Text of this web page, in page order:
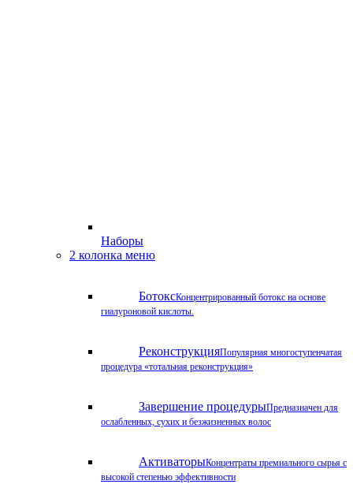
Наборы
2 колонка меню
БотоксКонцентрированный ботокс на основе
гиалуроновой кислоты.
РеконструкцияПопулярная многоступенчатая
процедура «тотальная реконструкция»
Завершение процедурыПредназначен для
ослабленных, сухих и безжизненных волос
АктиваторыКонцентраты премиального сырья с
высокой степенью эффективности